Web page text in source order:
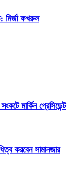
মির্জা ফখরুল
মার্কিন প্রেসিডেন্ট
করবেন সামানজার